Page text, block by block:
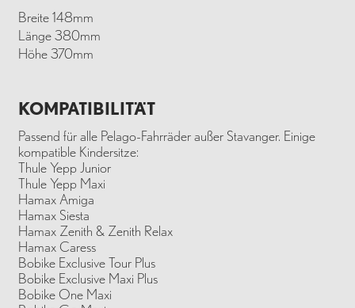
Breite 148mm
Länge 380mm
Höhe 370mm
KOMPATIBILITÄT
Passend für alle Pelago-Fahrräder außer Stavanger. Einige
kompatible Kindersitze:
Thule Yepp Junior
Thule Yepp Maxi
Hamax Amiga
Hamax Siesta
Hamax Zenith & Zenith Relax
Hamax Caress
Bobike Exclusive Tour Plus
Bobike Exclusive Maxi Plus
Bobike One Maxi